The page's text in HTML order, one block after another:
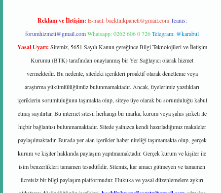
Reklam ve İletişim: E-mail:backlinkpaneli@gmail.com Teams:
forumhizmeti@gmail.comWhatsapp: 0262 606 0 726Telegram: @karabul
Yasal Uyarı: Sitemiz, 5651 Sayılı Kanun gereğince Bilgi Teknolojileri ve İletişim
Kurumu (BTK) tarafından onaylanmış bir Yer Sağlayıcı olarak hizmet
vermektedir. Bu nedenle, sitedeki içerikleri proaktif olarak denetleme veya
araştırma yükümlülüğümüz bulunmamaktadır. Ancak, üyelerimiz yazdıkları
içeriklerin sorumluluğunu taşımakta olup, siteye üye olarak bu sorumluluğu kabul
etmiş sayılırlar. Bu internet sitesi, herhangi bir marka, kurum veya şahıs şirketi ile
hiçbir bağlantısı bulunmamaktadır. Sitede yalnızca kendi hazırladığımız makaleler
paylaşılmaktadır. Burada yer alan içerikler haber niteliği taşımamakta olup, gerçek
kurum ve kişiler hakkında paylaşım yapılmamaktadır. Gerçek kurum ve kişiler ile
isim benzerlikleri tamamen tesadüfidir. Sitemiz, kar amacı gütmeyen ve tamamen
ücretsiz bir bilgi paylaşım platformudur. Hukuka ve yasal düzenlemelere aykırı